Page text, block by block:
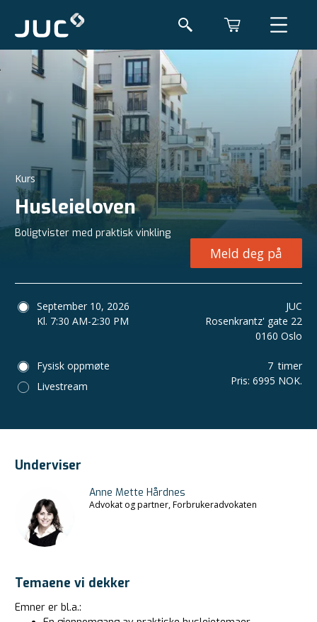
Kurs
Husleieloven
Boligtvister med praktisk vinkling
Meld deg på
September 10, 2026
Kl. 7:30 AM-2:30 PM
JUC
Rosenkrantz' gate 22
0160 Oslo
Fysisk oppmøte
Livestream
7 timer
Pris: 6995 NOK.
Underviser
Anne Mette Hårdnes
Advokat og partner, Forbrukeradvokaten
Temaene vi dekker
Emner er bl.a.: